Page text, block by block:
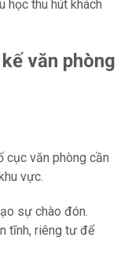
học thu hút khách
văn phòng
cục văn phòng cần
vực.
sự chào đón.
tĩnh, riêng tư để